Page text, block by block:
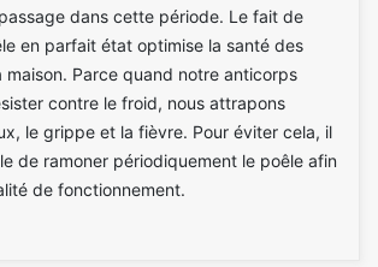
dans cette période. Le fait de
en parfait état optimise la santé des
Parce quand notre anticorps
contre le froid, nous attrapons
le grippe et la fièvre. Pour éviter cela, il
de ramoner périodiquement le poêle afin
de fonctionnement.